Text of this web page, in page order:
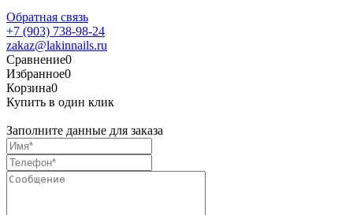
Обратная связь
+7 (903) 738-98-24
zakaz@lakinnails.ru
Сравнение0
Избранное0
Корзина0
Купить в один клик
Заполните данные для заказа